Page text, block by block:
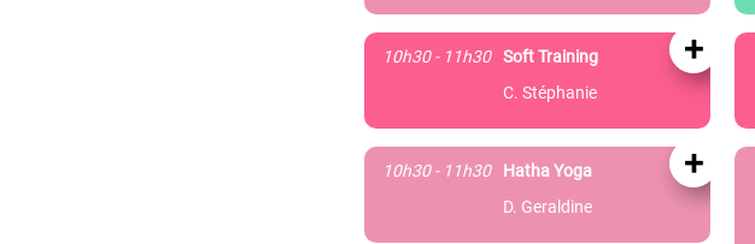
10h30 - 11h30
Soft Training
C. Stéphanie
+
10h30 - 11h30
Hatha Yoga
D. Geraldine
+